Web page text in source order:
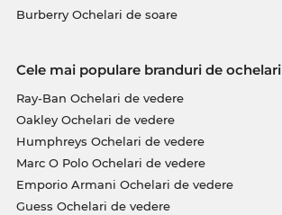
Burberry Ochelari de soare
Cele mai populare branduri de ochelari
Ray-Ban Ochelari de vedere
Oakley Ochelari de vedere
Humphreys Ochelari de vedere
Marc O Polo Ochelari de vedere
Emporio Armani Ochelari de vedere
Guess Ochelari de vedere